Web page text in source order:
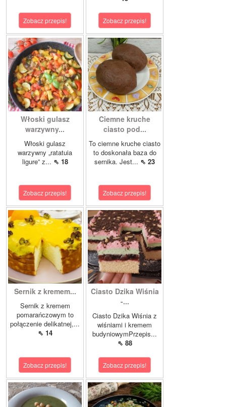
Zobacz przepis! Zobacz przepis!
Włoski gulasz
warzywny...
Włoski gulasz
warzywny „ratatuia
ligure” z... ⇖ 18
Zobacz przepis!
Ciemne kruche
ciasto pod...
To ciemne kruche ciasto
to doskonała baza do
sernika. Jest... ⇖ 23
Zobacz przepis!
Sernik z kremem...
Sernik z kremem
pomarańczowym to
połączenie delikatnej,...
⇖ 14
Zobacz przepis!
Ciasto Dzika Wiśnia
-...
Ciasto Dzika Wiśnia z
wiśniami i kremem
budyniowymPrzepis...
⇖ 88
Zobacz przepis!